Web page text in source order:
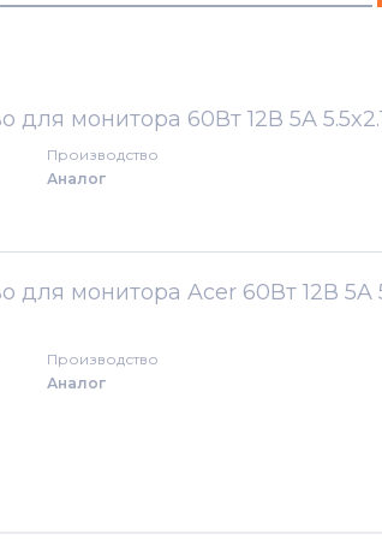
2051W
AF
для монитора 60Вт 12В 5A
Производство
Аналог
для монитора Acer 60Вт 12В 5A
Производство
Аналог